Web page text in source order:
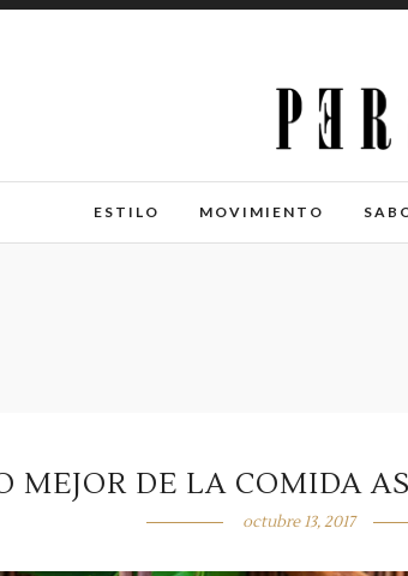
ESTILO MOVIMIENTO
MEJOR DE LA COMIDA
octubre 13, 2017